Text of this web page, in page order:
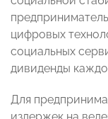
цифровых
социальных
дивиденды
Для